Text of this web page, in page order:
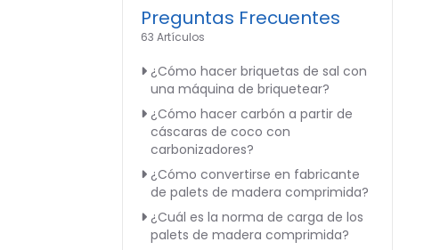
Preguntas Frecuentes
63 Artículos
¿Cómo hacer briquetas de sal con
una máquina de briquetear?
¿Cómo hacer carbón a partir de
cáscaras de coco con
carbonizadores?
¿Cómo convertirse en fabricante
de palets de madera comprimida?
¿Cuál es la norma de carga de los
palets de madera comprimida?